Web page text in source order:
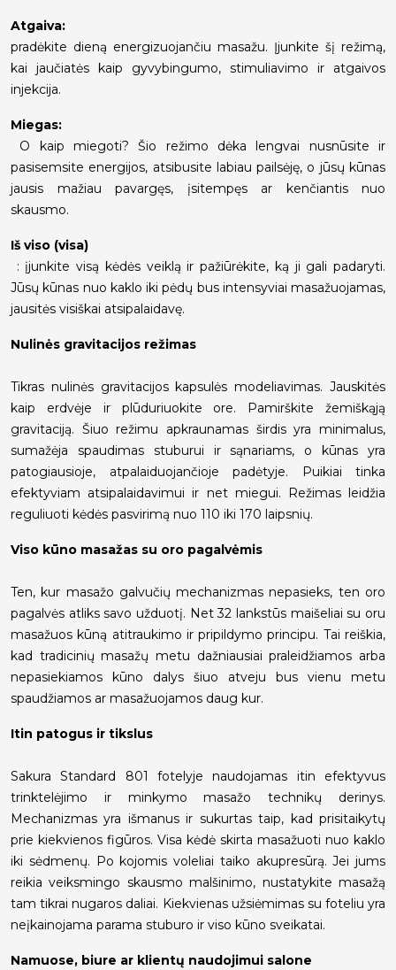
Atgaiva:
pradėkite dieną energizuojančiu masažu. Įjunkite šį režimą,
kai jaučiatės kaip gyvybingumo, stimuliavimo ir atgaivos
injekcija.
Miegas:
O kaip miegoti? Šio režimo dėka lengvai nusnūsite ir
pasisemsite energijos, atsibusite labiau pailsėję, o jūsų kūnas
jausis mažiau pavargęs, įsitempęs ar kenčiantis nuo
skausmo.
Iš viso (visa)
: įjunkite visą kėdės veiklą ir pažiūrėkite, ką ji gali padaryti.
Jūsų kūnas nuo kaklo iki pėdų bus intensyviai masažuojamas,
jausitės visiškai atsipalaidavę.
Nulinės gravitacijos režimas
Tikras nulinės gravitacijos kapsulės modeliavimas. Jauskitės
kaip erdvėje ir plūduriuokite ore. Pamirškite žemiškąją
gravitaciją. Šiuo režimu apkraunamas širdis yra minimalus,
sumažėja spaudimas stuburui ir sąnariams, o kūnas yra
patogiausioje, atpalaiduojančioje padėtyje. Puikiai tinka
efektyviam atsipalaidavimui ir net miegui. Režimas leidžia
reguliuoti kėdės pasvirimą nuo 110 iki 170 laipsnių.
Viso kūno masažas su oro pagalvėmis
Ten, kur masažo galvučių mechanizmas nepasieks, ten oro
pagalvės atliks savo užduotį. Net 32 lankstūs maišeliai su oru
masažuos kūną atitraukimo ir pripildymo principu. Tai reiškia,
kad tradicinių masažų metu dažniausiai praleidžiamos arba
nepasiekiamos kūno dalys šiuo atveju bus vienu metu
spaudžiamos ar masažuojamos daug kur.
Itin patogus ir tikslus
Sakura Standard 801 fotelyje naudojamas itin efektyvus
trinktelėjimo ir minkymo masažo technikų derinys.
Mechanizmas yra išmanus ir sukurtas taip, kad prisitaikytų
prie kiekvienos figūros. Visa kėdė skirta masažuoti nuo kaklo
iki sėdmenų. Po kojomis voleliai taiko akupresūrą. Jei jums
reikia veiksmingo skausmo malšinimo, nustatykite masažą
tam tikrai nugaros daliai. Kiekvienas užsiėmimas su foteliu yra
neįkainojama parama stuburo ir viso kūno sveikatai.
Namuose, biure ar klientų naudojimui salone